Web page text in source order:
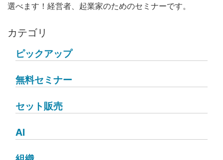
選べます！経営者、起業家のためのセミナーです。
カテゴリ
ピックアップ
無料セミナー
セット販売
AI